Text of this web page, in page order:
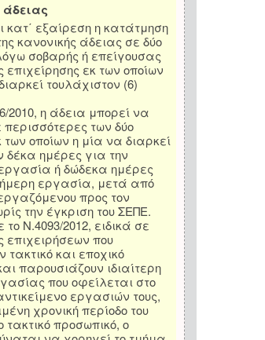
κατ΄ εξαίρεση η κατάτμηση
κανονικής άδειας σε δύο
σοβαρής ή επείγουσας
επιχείρησης εκ των οποίων
τουλάχιστον (6)
2010, η άδεια μπορεί να
περισσότερες των δύο
οποίων η μία να διαρκεί
δέκα ημέρες για την
ή δώδεκα ημέρες
εργασία, μετά από
προς τον
την έγκριση του ΣΕΠΕ.
Ν.4093/2012, ειδικά σε
επιχειρήσεων που
και εποχικό
παρουσιάζουν ιδιαίτερη
που οφείλεται στο
εργασιών τους,
χρονική περίοδο του
τακτικό προσωπικό, ο